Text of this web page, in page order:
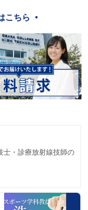
こちら
士・診療放射線技師の